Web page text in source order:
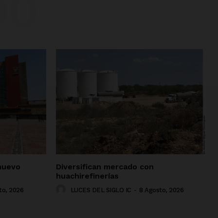
2026
Diversifican mercado con
huachirefinerías
LUCES DEL SIGLO IC - 8 Agosto, 2026